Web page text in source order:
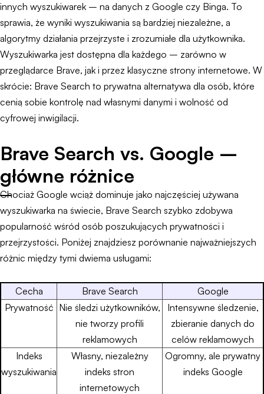
innych wyszukiwarek – na danych z Google czy Binga. To
sprawia, że wyniki wyszukiwania są bardziej niezależne, a
algorytmy działania przejrzyste i zrozumiałe dla użytkownika.
Wyszukiwarka jest dostępna dla każdego – zarówno w
przeglądarce Brave, jak i przez klasyczne strony internetowe. W
skrócie: Brave Search to prywatna alternatywa dla osób, które
cenią sobie kontrolę nad własnymi danymi i wolność od
cyfrowej inwigilacji.
Brave Search vs. Google –
główne różnice
Chociaż Google wciąż dominuje jako najczęściej używana
wyszukiwarka na świecie, Brave Search szybko zdobywa
popularność wśród osób poszukujących prywatności i
przejrzystości. Poniżej znajdziesz porównanie najważniejszych
różnic między tymi dwiema usługami:
Cecha Brave Search
Google
Prywatność Nie śledzi użytkowników,
nie tworzy profili
reklamowych
Intensywne śledzenie,
zbieranie danych do
celów reklamowych
Indeks
wyszukiwania
Własny, niezależny
indeks stron
internetowych
Ogromny, ale prywatny
indeks Google